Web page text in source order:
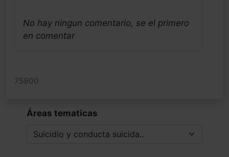
No hay ningun comentario, se el primero
en comentar
75900
Áreas tematicas